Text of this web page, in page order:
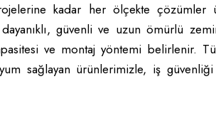
kadar her ölçekte çözümler
güvenli ve uzun ömürlü
ve montaj yöntemi belirlenir.
sağlayan ürünlerimizle, iş